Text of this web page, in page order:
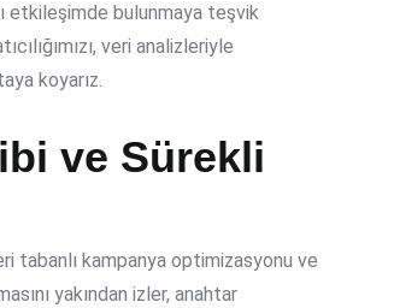
etkileşimde bulunmaya teşvik
veri analizleriyle
koyarız.
ve Sürekli
tabanlı kampanya optimizasyonu ve
yakından izler, anahtar